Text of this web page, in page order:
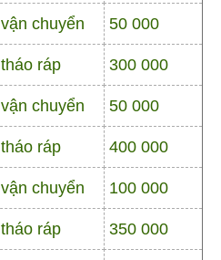
vận chuyển 50 000
tháo ráp 300 000
vận chuyển 50 000
tháo ráp 400 000
vận chuyển 100 000
tháo ráp 350 000